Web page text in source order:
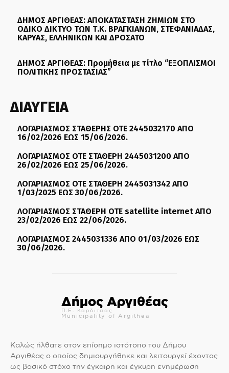
ΔΗΜΟΣ ΑΡΓΙΘΕΑΣ: ΑΠΟΚΑΤΑΣΤΑΣΗ ΖΗΜΙΩΝ ΣΤΟ
ΟΔΙΚΟ ΔΙΚΤΥΟ ΤΩΝ Τ.Κ. ΒΡΑΓΚΙΑΝΩΝ, ΣΤΕΦΑΝΙΑΔΑΣ,
ΚΑΡΥΑΣ, ΕΛΛΗΝΙΚΩΝ ΚΑΙ ΔΡΟΣΑΤΟ
ΔΗΜΟΣ ΑΡΓΙΘΕΑΣ: Προμήθεια με τίτλο “ΕΞΟΠΛΙΣΜΟΙ
ΠΟΛΙΤΙΚΗΣ ΠΡΟΣΤΑΣΙΑΣ”
ΔΙΑΥΓΕΙΑ
ΛΟΓΑΡΙΑΣΜΟΣ ΣΤΑΘΕΡΗΣ ΟΤΕ 2445032170 ΑΠΟ
16/02/2026 ΕΩΣ 15/06/2026.
ΛΟΓΑΡΙΑΣΜΟΣ ΟΤΕ ΣΤΑΘΕΡΗ 2445031200 ΑΠΟ
26/02/2026 ΕΩΣ 25/06/2026.
ΛΟΓΑΡΙΑΣΜΟΣ ΟΤΕ ΣΤΑΘΕΡΗ 2445031342 ΑΠΟ
1/03/2025 ΕΩΣ 30/06/2026.
ΛΟΓΑΡΙΑΣΜΟΣ ΣΤΑΘΕΡΗ ΟΤΕ satellite internet ΑΠΟ
23/02/2026 ΕΩΣ 22/06/2026.
ΛΟΓΑΡΙΑΣΜΟΣ 2445031336 ΑΠΟ 01/03/2026 ΕΩΣ
30/06/2026.
Δήμος Αργιθέας
Π.Ε. Καρδίτσας
Municipality of Argithea
Καλώς ήλθατε στον επίσημο ιστότοπο του Δήμου
Αργιθέας ο οποίος δημιουργήθηκε και λειτουργεί έχοντας
ως βασικό στόχο την έγκαιρη και έγκυρη ενημέρωση